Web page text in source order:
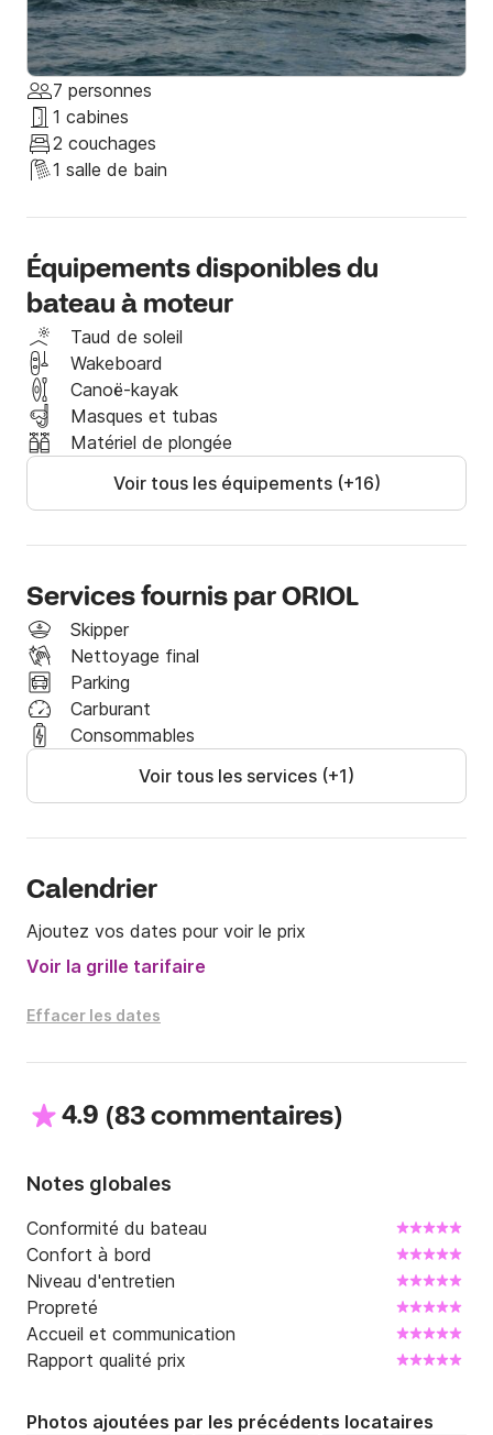
PRIX JOURNÉE COMPLÈTE (8 heures): 450 €
(500 € du 1er août au 31 août).
-Départ: port de Cabo Roig nº162 à 9h00.
- Arrivées: Puerto de Cabo Roig nº162 à 17h00.
(Water Skí ou Wakeboard 50 € supplémentaire par
vous plaît aviser à l'avance.
Attention: Traduit par Google
7 personnes
1 cabines
2 couchages
1 salle de bain
Équipements disponibles du
bateau à moteur
Taud de soleil
Wakeboard
Canoë-kayak
Masques et tubas
Matériel de plongée
Voir tous les équipements (+16)
Services fournis par ORIOL
Skipper
Nettoyage final
Parking
Carburant
Consommables
Voir tous les services (+1)
Calendrier
Ajoutez vos dates pour voir le prix
Voir la grille tarifaire
Effacer les dates
4.9 (83 commentaires)
Notes globales
Conformité du bateau
Confort à bord
Niveau d'entretien
Propreté
Accueil et communication
Rapport qualité prix
Photos ajoutées par les précédents locataires